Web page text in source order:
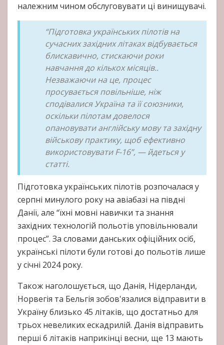
належним чином обслуговувати ці винищувачі.
“Підготовка українських пілотів на
сучасних західних літаках відбувається
блискавично, стискаючи роки
навчання до кількох місяців..
Незважаючи на це, процес
просувається повільніше, ніж
сподівалися Україна та її союзники,
оскільки пілотам довелося
опановувати англійську мову та західну
військову практику, щоб ефективно
використовувати F-16”, — йдеться у
статті.
Підготовка українських пілотів розпочалася у
серпні минулого року на авіабазі на півдні
Данії, але “їхні мовні навички та знання
західних технологій польотів уповільнювали
процес”. За словами данських офіційних осіб,
українські пілоти були готові до польотів лише
у січні 2024 року.
Також наголошується, що Данія, Нідерланди,
Норвегія та Бельгія зобов'язалися відправити в
Україну близько 45 літаків, що достатньо для
трьох невеликих ескадрилій. Данія відправить
перші 6 літаків наприкінці весни, ще 13 мають